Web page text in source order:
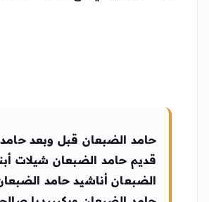
حامد الضبعان قبل وبعد
قديم حامد الضبعان شيلات
الضبعان أناشيد حامد